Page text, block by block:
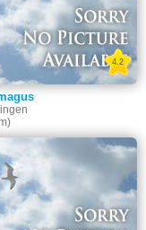
4.2